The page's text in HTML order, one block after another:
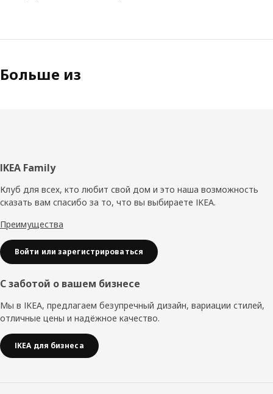
Больше из
Нижний
колонтитул
IKEA Family
Клуб для всех, кто любит свой дом и это наша возможность
сказать вам спасибо за то, что вы выбираете IKEA.
Преимущества
Войти или зарегистрироваться
С заботой о вашем бизнесе
Мы в IKEA, предлагаем безупречный дизайн, вариации стилей,
отличные цены и надёжное качество.
IKEA для бизнеса